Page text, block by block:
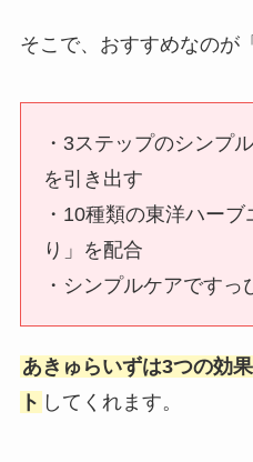
そこで、おすすめなのが「
・3ステップのシンプ
を引き出す
・10種類の東洋ハー
り」を配合
・シンプルケアです
あきゅらいずは3つの効
ト してくれます。